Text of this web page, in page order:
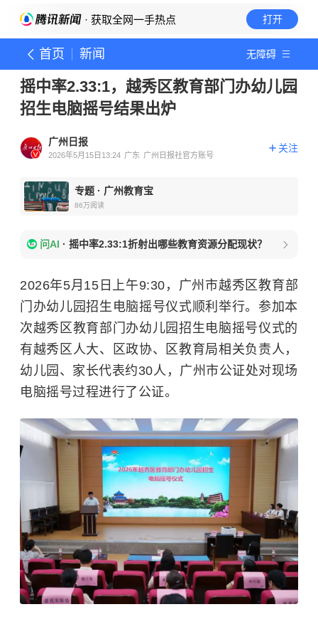
· 获取全网一手热点 打开
首页 新闻 无障碍
摇中率2.33:1，越秀区教育部门办幼儿园
招生电脑摇号结果出炉
广州日报
2026年5月15日13:24 广东 广州日报社官方账号
关注
专题 · 广州教育宝
86万阅读
问AI · 摇中率2.33:1折射出哪些教育资源分配现状？
2026年5月15日上午9:30，广州市越秀区教育部
门办幼儿园招生电脑摇号仪式顺利举行。参加本
次越秀区教育部门办幼儿园招生电脑摇号仪式的
有越秀区人大、区政协、区教育局相关负责人，
幼儿园、家长代表约30人，广州市公证处对现场
电脑摇号过程进行了公证。